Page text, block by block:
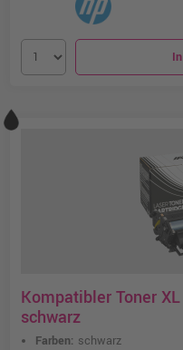
Kompatibler Toner
schwarz
Farben: schwarz